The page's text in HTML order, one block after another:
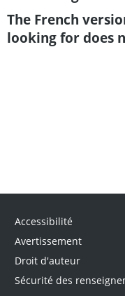
The French
looking for does
Accessibilité
Avertissement
Droit d'auteur
Sécurité des